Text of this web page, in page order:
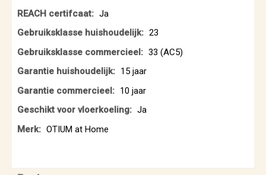
Ja
23
33 (AC5)
15 jaar
10 jaar
Ja
OTIUM at Home